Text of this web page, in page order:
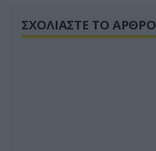
ΣΧΟΛΙΑΣΤΕ ΤΟ ΑΡΘΡΟ